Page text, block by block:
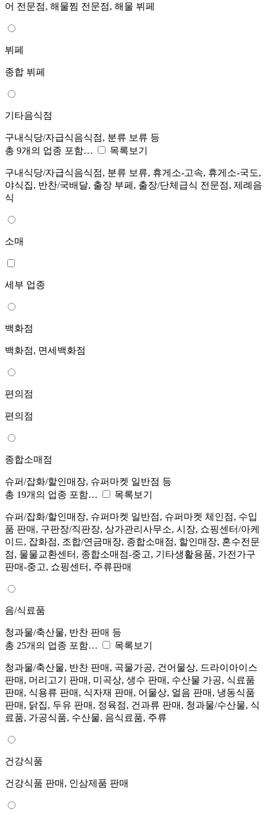
어 전문점, 해물찜 전문점, 해물 뷔페
뷔페
종합 뷔페
기타음식점
구내식당/자급식음식점, 분류 보류 등
총 9개의 업종 포함…
목록보기
구내식당/자급식음식점, 분류 보류, 휴게소-고속, 휴게소-국도,
야식집, 반찬/국배달, 출장 부페, 출장/단체급식 전문점, 제례음
식
소매
세부 업종
백화점
백화점, 면세백화점
편의점
편의점
종합소매점
슈퍼/잡화/할인매장, 슈퍼마켓 일반점 등
총 19개의 업종 포함…
목록보기
슈퍼/잡화/할인매장, 슈퍼마켓 일반점, 슈퍼마켓 체인점, 수입
품 판매, 구판장/직판장, 상가관리사무소, 시장, 쇼핑센터/아케
이드, 잡화점, 조합/연금매장, 종합소매점, 할인매장, 혼수전문
점, 물물교환센터, 종합소매점-중고, 기타생활용품, 가전가구
판매-중고, 쇼핑센터, 주류판매
음/식료품
청과물/축산물, 반찬 판매 등
총 25개의 업종 포함…
목록보기
청과물/축산물, 반찬 판매, 곡물가공, 건어물상, 드라이아이스
판매, 머리고기 판매, 미곡상, 생수 판매, 수산물 가공, 식료품
판매, 식용류 판매, 식자재 판매, 어물상, 얼음 판매, 냉동식품
판매, 닭집, 두유 판매, 정육점, 건과류 판매, 청과물/수산물, 식
료품, 가공식품, 수산물, 음식료품, 주류
건강식품
건강식품 판매, 인삼제품 판매